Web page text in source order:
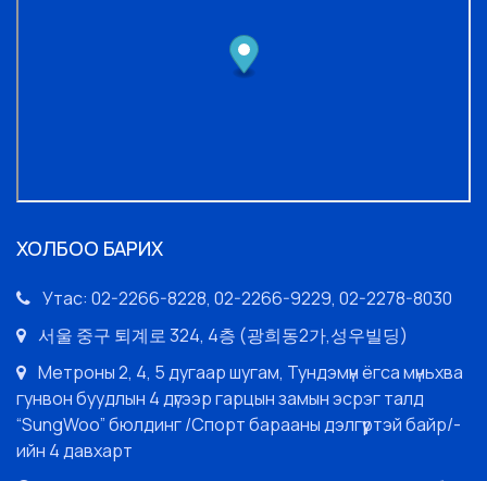
ХОЛБОО БАРИХ
Утас: 02-2266-8228, 02-2266-9229, 02-2278-8030
서울 중구 퇴계로 324, 4층 (광희동2가,성우빌딩)
Метроны 2, 4, 5 дугаар шугам, Тундэмүн ёгса мүньхва
гунвон буудлын 4 дүгээр гарцын замын эсрэг талд
“SungWoo” бюлдинг /Спорт барааны дэлгүүртэй байр/-
ийн 4 давхарт